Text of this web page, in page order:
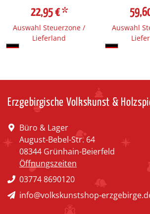
22,95 €*
Auswahl Steuerzone /
Lieferland
Auswahl
Erzgebirgische Volkskunst &
Büro & Lager
August-Bebel-Str. 64
08344 Grünhain-Beierfeld
Öffnungszeiten
03774 8690120
info@volkskunstshop-